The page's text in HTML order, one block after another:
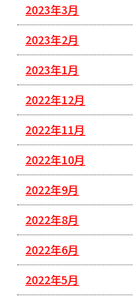
2023年3月
2023年2月
2023年1月
2022年12月
2022年11月
2022年10月
2022年9月
2022年8月
2022年6月
2022年5月